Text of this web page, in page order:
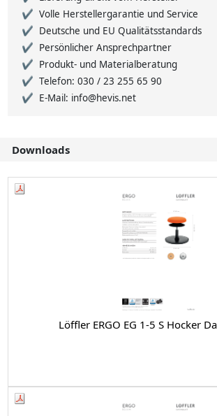
Volle Herstellergarantie und Service
Deutsche und EU Qualitätsstandards
Persönlicher Ansprechpartner
Produkt- und Materialberatung
Telefon: 030 / 23 255 65 90
E-Mail: info@hevis.net
Downloads
Löffler ERGO EG 1-5 S Hocker